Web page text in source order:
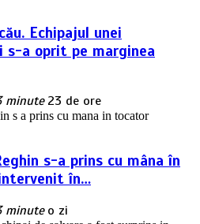
Echipajul unei
s-a oprit pe marginea
minute 23 de ore
s-a prins cu mâna în
în…
minute o zi